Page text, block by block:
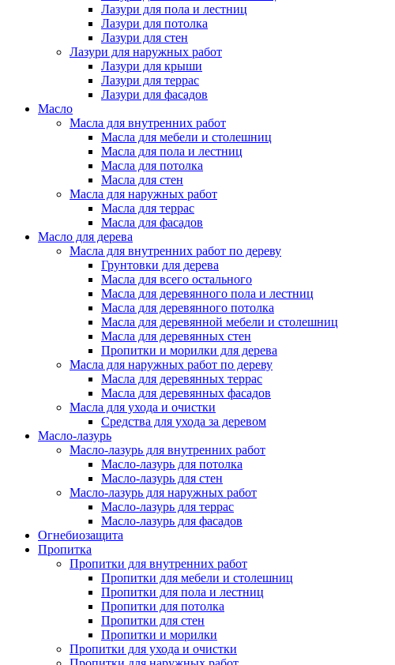
Лазури для пола и лестниц
Лазури для потолка
Лазури для стен
Лазури для наружных работ
Лазури для крыши
Лазури для террас
Лазури для фасадов
Масло
Масла для внутренних работ
Масла для мебели и столешниц
Масла для пола и лестниц
Масла для потолка
Масла для стен
Масла для наружных работ
Масла для террас
Масла для фасадов
Масло для дерева
Масла для внутренних работ по дереву
Грунтовки для дерева
Масла для всего остального
Масла для деревянного пола и лестниц
Масла для деревянного потолка
Масла для деревянной мебели и столешниц
Масла для деревянных стен
Пропитки и морилки для дерева
Масла для наружных работ по дереву
Масла для деревянных террас
Масла для деревянных фасадов
Масла для ухода и очистки
Средства для ухода за деревом
Масло-лазурь
Масло-лазурь для внутренних работ
Масло-лазурь для потолка
Масло-лазурь для стен
Масло-лазурь для наружных работ
Масло-лазурь для террас
Масло-лазурь для фасадов
Огнебиозащита
Пропитка
Пропитки для внутренних работ
Пропитки для мебели и столешниц
Пропитки для пола и лестниц
Пропитки для потолка
Пропитки для стен
Пропитки и морилки
Пропитки для ухода и очистки